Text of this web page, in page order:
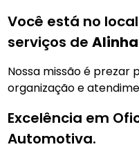
Você está no
serviços de
Nossa missão é prezar
organização e
Excelência em
Automotiva.